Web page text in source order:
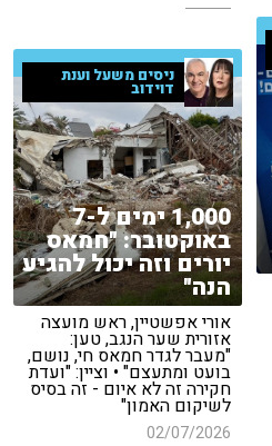
ניסים משעל וענת
דוידוב
1,000 ימים ל-7
באוקטובר: "חמאס
יורים וזה יכול להגיע
הנה"
אורי אפשטיין, ראש מועצה
אזורית שער הנגב, טען:
"מעבר לגדר חמאס חי, נושם,
בועט ומתעצם" • וציין: "ועדת
חקירה זה לא איום - זה בסיס
לשיקום האמון"
02/07/2026